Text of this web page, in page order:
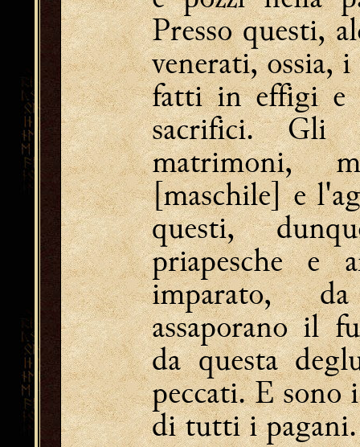
Presso questi,
venerati, ossia,
fatti in effigi e
sacrifici. Gli
matrimoni,
[maschile] e
questi,
priapesche e
imparato,
assaporano il
da questa
peccati. E
di tutti i pagani.